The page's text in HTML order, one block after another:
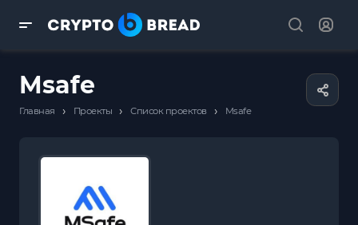
Msafe
Главная › Проекты › Список проектов › Msafe